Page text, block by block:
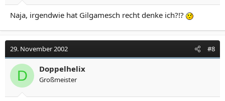
Naja, irgendwie hat Gilgamesch recht denke ich?!?
29. November 2002 #8
D Doppelhelix
Großmeister